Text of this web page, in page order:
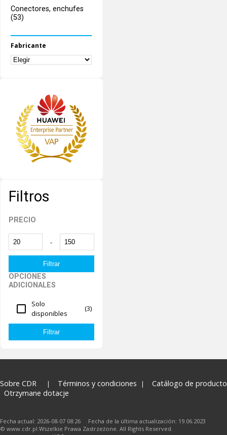
Conectores, enchufes
(53)
Fabricante
Filtros
PRECIO
-
OPCIONES
ADICIONALES
Solo
disponibles
(3)
Sobre CDR Términos y condiciones
Catálogo de
Otrzymane dotacje
Fecha actual: 2026-08-07 08:26 Fecha de la última actualización: 19.06.2023
© www.cdr.pl.Wszelkie Prawa Zastrzeżone. All Rights Reserved.